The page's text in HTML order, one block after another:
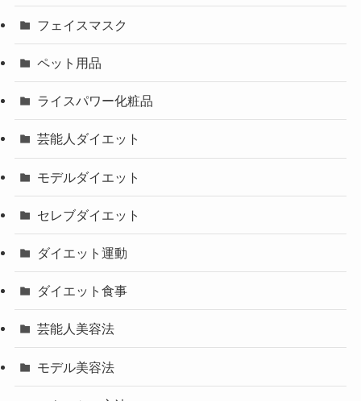
フェイスマスク
ペット用品
ライスパワー化粧品
芸能人ダイエット
モデルダイエット
セレブダイエット
ダイエット運動
ダイエット食事
芸能人美容法
モデル美容法